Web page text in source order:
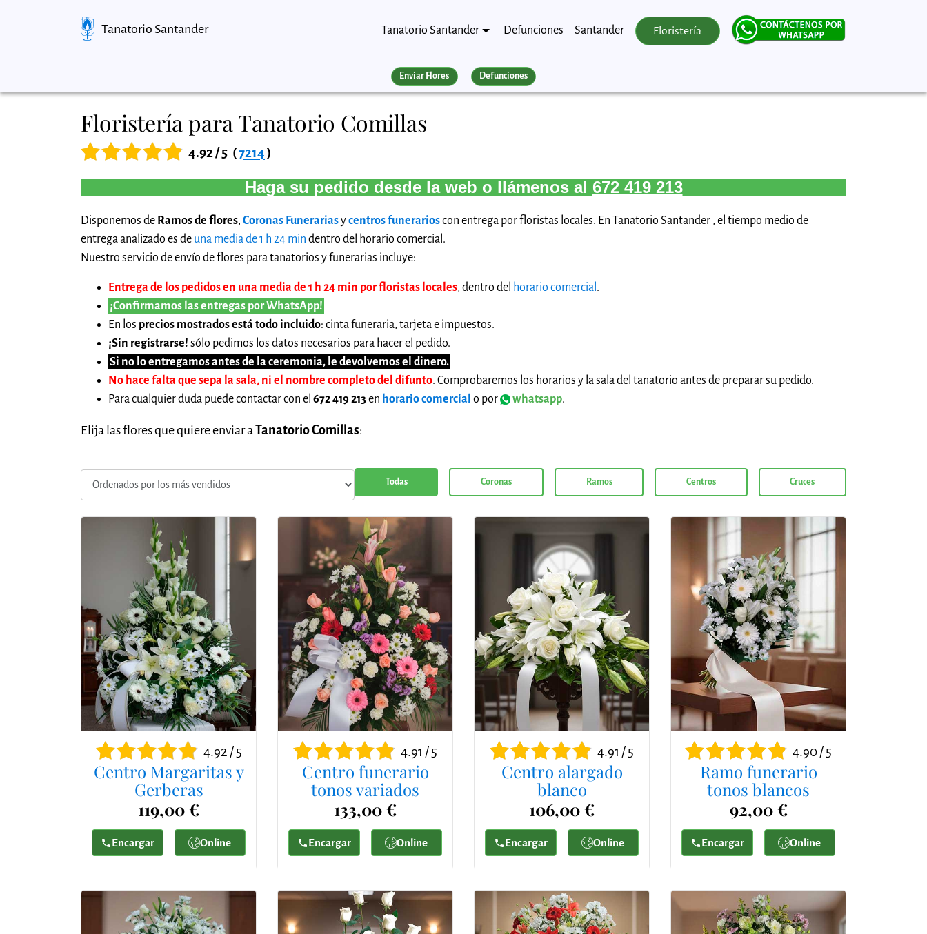
Tanatorio Santander Tanatorio Santander Defunciones Santander Floristería
Enviar Flores Defunciones
Floristería para Tanatorio Comillas
4.92 / 5 (7214)
Haga su pedido desde la web o llámenos al 672 419 213
Disponemos de Ramos de flores, Coronas Funerariasycentros funerarioscon entrega por floristas locales. En Tanatorio Santander , el tiempo medio de
entrega analizado es de una media de 1 h 24 min dentro del horario comercial.
Nuestro servicio de envío de flores para tanatorios y funerarias incluye:
Entrega de los pedidos en una media de 1 h 24 min por floristas locales, dentro del horario comercial .
¡Confirmamos las entregas por WhatsApp!
En los precios mostrados está todo incluido: cinta funeraria, tarjeta e impuestos.
¡Sin registrarse! sólo pedimos los datos necesarios para hacer el pedido.
Si no lo entregamos antes de la ceremonia, le devolvemos el dinero.
No hace falta que sepa la sala, ni el nombre completo del difunto. Comprobaremos los horarios y la sala del tanatorio antes de preparar su pedido.
Para cualquier duda puede contactar con el 672 419 213 en horario comercial o por whatsapp.
Elija las flores que quiere enviar aTanatorio Comillas:
Todas Coronas Ramos Centros Cruces
4.92 / 5
Centro Margaritas y
Gerberas
119,00 €
Encargar Online
4.91 / 5
Centro funerario
tonos variados
133,00 €
Encargar Online
4.91 / 5
Centro alargado
blanco
106,00 €
Encargar Online
4.90 / 5
Ramo funerario
tonos blancos
92,00 €
Encargar Online